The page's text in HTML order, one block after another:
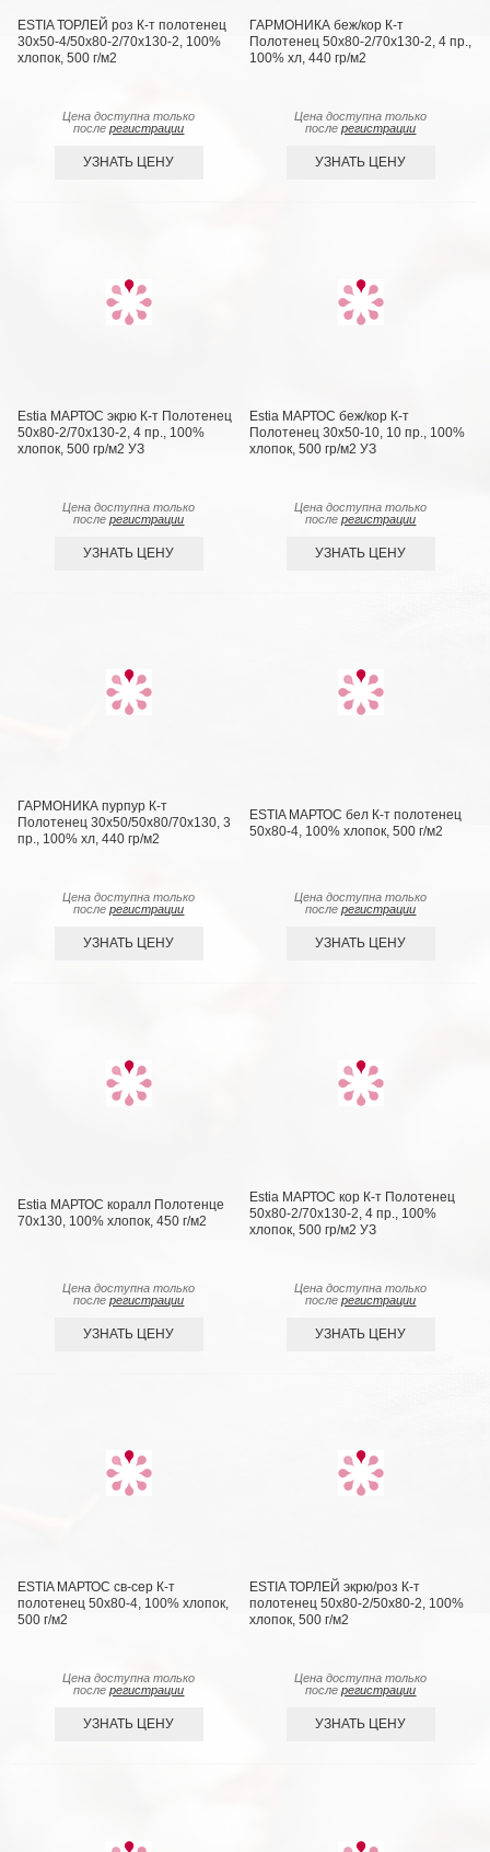
ESTIA ТОРЛЕЙ роз К-т полотенец
30х50-4/50х80-2/70х130-2, 100%
хлопок, 500 г/м2
Цена доступна только
послерегистрации
УЗНАТЬ ЦЕНУ
ГАРМОНИКА беж/кор К-т
Полотенец 50х80-2/70х130-2, 4 пр.,
100% хл, 440 гр/м2
Цена доступна только
послерегистрации
УЗНАТЬ ЦЕНУ
Estia МАРТОС экрю К-т Полотенец
50х80-2/70х130-2, 4 пр., 100%
хлопок, 500 гр/м2 УЗ
Цена доступна только
послерегистрации
УЗНАТЬ ЦЕНУ
Estia МАРТОС беж/кор К-т
Полотенец 30х50-10, 10 пр., 100%
хлопок, 500 гр/м2 УЗ
Цена доступна только
послерегистрации
УЗНАТЬ ЦЕНУ
ГАРМОНИКА пурпур К-т
Полотенец 30х50/50х80/70х130, 3
пр., 100% хл, 440 гр/м2
Цена доступна только
послерегистрации
УЗНАТЬ ЦЕНУ
ESTIA МАРТОС бел К-т полотенец
50х80-4, 100% хлопок, 500 г/м2
Цена доступна только
послерегистрации
УЗНАТЬ ЦЕНУ
Estia МАРТОС коралл Полотенце
70х130, 100% хлопок, 450 г/м2
Цена доступна только
послерегистрации
УЗНАТЬ ЦЕНУ
Estia МАРТОС кор К-т Полотенец
50х80-2/70х130-2, 4 пр., 100%
хлопок, 500 гр/м2 УЗ
Цена доступна только
послерегистрации
УЗНАТЬ ЦЕНУ
ESTIA МАРТОС св-сер К-т
полотенец 50х80-4, 100% хлопок,
500 г/м2
Цена доступна только
послерегистрации
УЗНАТЬ ЦЕНУ
ESTIA ТОРЛЕЙ экрю/роз К-т
полотенец 50х80-2/50х80-2, 100%
хлопок, 500 г/м2
Цена доступна только
послерегистрации
УЗНАТЬ ЦЕНУ